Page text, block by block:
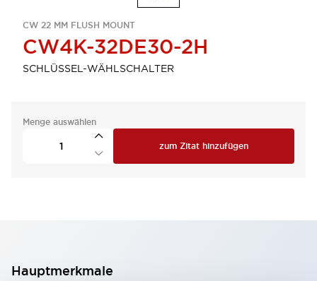
CW 22 MM FLUSH MOUNT
CW4K-32DE30-2H
SCHLÜSSEL-WÄHLSCHALTER
Menge auswählen
zum Zitat hinzufügen
Hauptmerkmale